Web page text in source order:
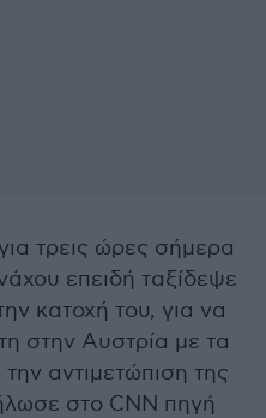
τρεις ώρες σήμερα
επειδή ταξίδεψε
κατοχή του, για να
στην Αυστρία με τα
αντιμετώπιση της
στο CNN πηγή